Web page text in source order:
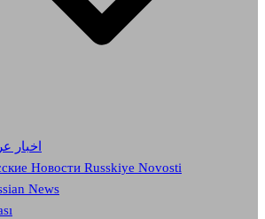
اخبار
Новости Russkiye Novosti
News